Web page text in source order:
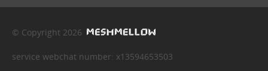
© Copyright 2026
service webchat number: x13594653503